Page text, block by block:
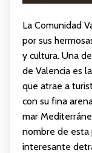
La Comunidad
por sus
y cultura. Una
de Valencia es
que atrae a
con su fina
mar
nombre de esta
interesante